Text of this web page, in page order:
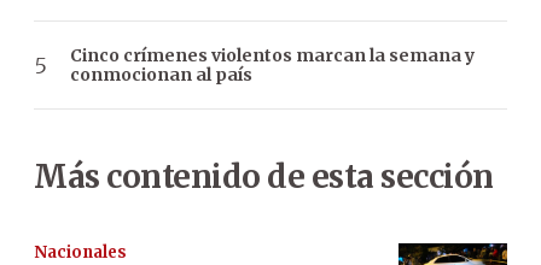
Cinco crímenes violentos marcan la semana y
conmocionan al país
Más contenido de esta sección
Nacionales